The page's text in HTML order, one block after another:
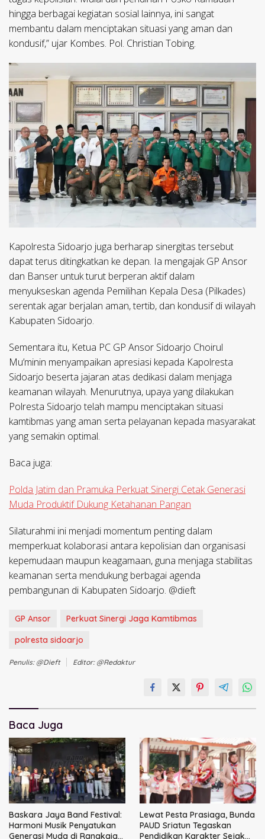
hingga berbagai kegiatan sosial lainnya, ini sangat
membantu dalam menciptakan situasi yang aman dan
kondusif,” ujar Kombes. Pol. Christian Tobing.
Kapolresta Sidoarjo juga berharap sinergitas tersebut
dapat terus ditingkatkan ke depan. Ia mengajak GP Ansor
dan Banser untuk turut berperan aktif dalam
menyukseskan agenda Pemilihan Kepala Desa (Pilkades)
serentak agar berjalan aman, tertib, dan kondusif di wilayah
Kabupaten Sidoarjo.
Sementara itu, Ketua PC GP Ansor Sidoarjo Choirul
Mu’minin menyampaikan apresiasi kepada Kapolresta
Sidoarjo beserta jajaran atas dedikasi dalam menjaga
keamanan wilayah. Menurutnya, upaya yang dilakukan
Polresta Sidoarjo telah mampu menciptakan situasi
kamtibmas yang aman serta pelayanan kepada masyarakat
yang semakin optimal.
Baca juga:
Polda Jatim dan Pramuka Perkuat Sinergi Cetak Generasi
Muda Produktif Dukung Ketahanan Pangan
Silaturahmi ini menjadi momentum penting dalam
memperkuat kolaborasi antara kepolisian dan organisasi
kepemudaan maupun keagamaan, guna menjaga stabilitas
keamanan serta mendukung berbagai agenda
pembangunan di Kabupaten Sidoarjo. @dieft
GP Ansor
Perkuat Sinergi Jaga Kamtibmas
polresta sidoarjo
Penulis: @dieft Editor: @redaktur
Baca Juga
Baskara Jaya Band Festival:
Harmoni Musik Penyatukan
Generasi Muda di Rangkaian
Lewat Pesta Prasiaga, Bunda
PAUD Sriatun Tegaskan
Pendidikan Karakter Sejak